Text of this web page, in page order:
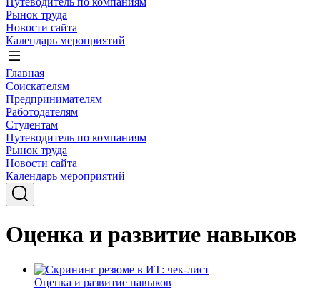
Рынок труда
Новости сайта
Календарь мероприятий
Главная
Соискателям
Предпринимателям
Работодателям
Студентам
Путеводитель по компаниям
Рынок труда
Новости сайта
Календарь мероприятий
Оценка и развитие навыков
Оценка и развитие навыков